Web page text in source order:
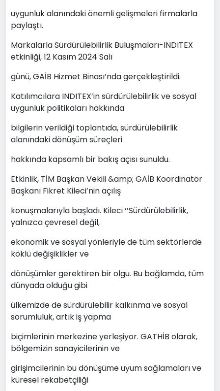
uygunluk alanındaki önemli gelişmeleri firmalarla
paylaştı.
Markalarla Sürdürülebilirlik Buluşmaları-INDITEX
etkinliği, 12 Kasım 2024 Salı
günü, GAİB Hizmet Binası’nda gerçekleştirildi.
Katılımcılara INDITEX’in sürdürülebilirlik ve sosyal
uygunluk politikaları hakkında
bilgilerin verildiği toplantıda, sürdürülebilirlik
alanındaki dönüşüm süreçleri
hakkında kapsamlı bir bakış açısı sunuldu.
Etkinlik, TİM Başkan Vekili &amp; GAİB Koordinatör
Başkanı Fikret Kileci’nin açılış
konuşmalarıyla başladı. Kileci ‘’Sürdürülebilirlik,
yalnızca çevresel değil,
ekonomik ve sosyal yönleriyle de tüm sektörlerde
köklü değişiklikler ve
dönüşümler gerektiren bir olgu. Bu bağlamda, tüm
dünyada olduğu gibi
ülkemizde de sürdürülebilir kalkınma ve sosyal
sorumluluk, artık iş yapma
biçimlerinin merkezine yerleşiyor. GATHİB olarak,
bölgemizin sanayicilerinin ve
girişimcilerinin bu dönüşüme uyum sağlamaları ve
küresel rekabetçiliği